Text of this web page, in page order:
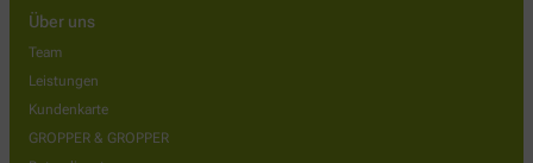
Über uns
Team
Leistungen
Kundenkarte
GROPPER & GROPPER